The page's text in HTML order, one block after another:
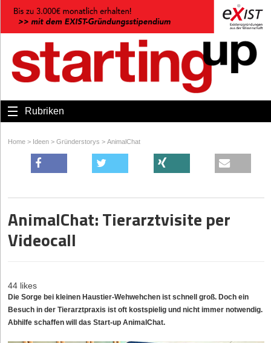
Rubriken
Home > Ideen > Gründerstorys > AnimalChat
AnimalChat: Tierarztvisite per
Videocall
44 likes
Die Sorge bei kleinen Haustier-Wehwehchen ist schnell groß. Doch ein
Besuch in der Tierarztpraxis ist oft kostspielig und nicht immer notwendig.
Abhilfe schaffen will das Start-up AnimalChat.